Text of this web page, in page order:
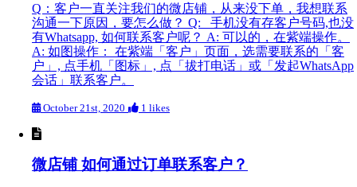
Q：客户一直关注我们的微店铺，从来没下单，我想联系
沟通一下原因，要怎么做？ Q: 手机没有存客户号码,也没
有Whatsapp, 如何联系客户呢？ A: 可以的，在紫端操作。
A: 如图操作： 在紫端「客户」页面，选需要联系的「客
户」, 点手机「图标」, 点「拔打电话」或「发起WhatsApp
会话」联系客户。
October 21st, 2020 1 likes
微店铺 如何通过订单联系客户？